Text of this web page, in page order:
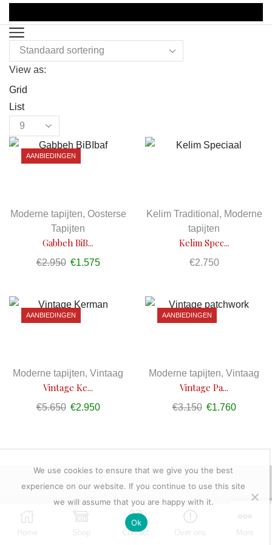
View as:
Grid
List
Products
per
pageAANBIEDINGEN
Moderne tapijten, Oosterse
Tapijten
Gabbeh BiB...
€2.950 Oorspronkelijke
€2.950.
€1.575Huidige
€1.575.
Kelim Traditional , Moderne
tapijten
Kelim Spec...
€2.750
AANBIEDINGEN
Moderne tapijten, Vintaag
Vintage Ke...
€5.650 Oorspronkelijke
€5.650.
€2.950Huidige
€2.950.
AANBIEDINGEN
Moderne tapijten, Vintaag
Vintage Pa...
€3.150 Oorspronkelijke
€3.150.
€1.760Huidige
€1.760.
Home Shop Contact Over ons More
We use cookies to ensure that we give you the best
experience on our website. If you continue to use this site
we will assume that you are happy with it.
Ok